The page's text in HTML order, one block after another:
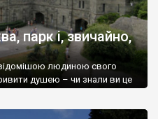
парк і, звичайно,
людиною свого
душею – чи знали ви це